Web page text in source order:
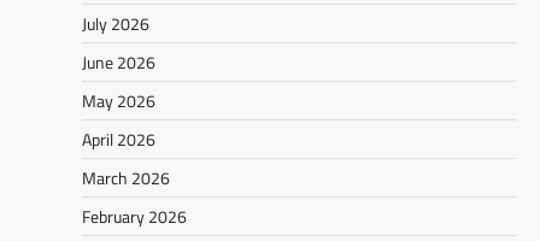
July 2026
June 2026
May 2026
April 2026
March 2026
February 2026